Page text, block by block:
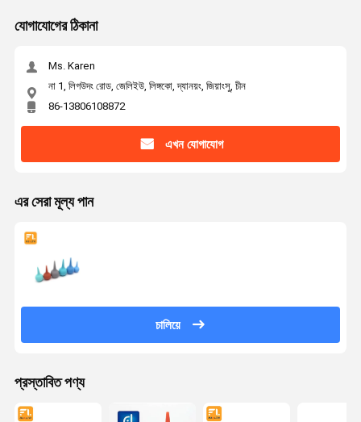
যোগাযোগের ঠিকানা
Ms. Karen
না 1, লিগউদং রোড, জেলিইউ, লিঙ্গকো, দ্যানয়ং, জিয়াংসু, চীন
86-13806108872
এখন যোগাযোগ
এর সেরা মূল্য পান
চালিয়ে
প্রস্তাবিত পণ্য